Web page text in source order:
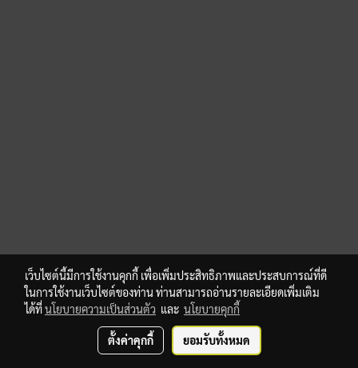
เว็บไซต์นี้มีการใช้งานคุกกี้ เพื่อเพิ่มประสิทธิภาพและประสบการณ์ที่ดี
ในการใช้งานเว็บไซต์ของท่าน ท่านสามารถอ่านรายละเอียดเพิ่มเติม
ได้ที่นโยบายความเป็นส่วนตัว และ นโยบายคุกกี้
ตั้งค่าคุกกี้ ยอมรับทั้งหมด